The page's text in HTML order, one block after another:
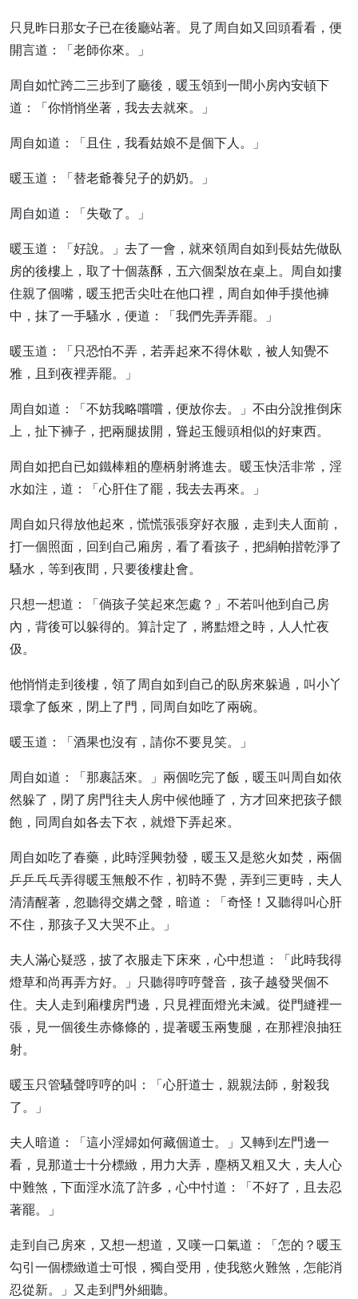
只見昨日那女子已在後廳站著。見了周自如又回頭看看，便
開言道：「老師你來。」
周自如忙跨二三步到了廳後，暖玉領到一間小房內安頓下
道：「你悄悄坐著，我去去就來。」
周自如道：「且住，我看姑娘不是個下人。」
暖玉道：「替老爺養兒子的奶奶。」
周自如道：「失敬了。」
暖玉道：「好說。」去了一會，就來領周自如到長姑先做臥
房的後樓上，取了十個蒸酥，五六個梨放在桌上。周自如摟
住親了個嘴，暖玉把舌尖吐在他口裡，周自如伸手摸他褲
中，抹了一手騷水，便道：「我們先弄弄罷。」
暖玉道：「只恐怕不弄，若弄起來不得休歇，被人知覺不
雅，且到夜裡弄罷。」
周自如道：「不妨我略嚐嚐，便放你去。」不由分說推倒床
上，扯下褲子，把兩腿拔開，聳起玉饅頭相似的好東西。
周自如把自已如鐵棒粗的塵柄射將進去。暖玉快活非常，淫
水如注，道：「心肝住了罷，我去去再來。」
周自如只得放他起來，慌慌張張穿好衣服，走到夫人面前，
打一個照面，回到自己廂房，看了看孩子，把絹帕揩乾淨了
騷水，等到夜間，只要後樓赴會。
只想一想道：「倘孩子笑起來怎處？」不若叫他到自己房
內，背後可以躲得的。算計定了，將黠燈之時，人人忙夜
伋。
他悄悄走到後樓，領了周自如到自己的臥房來躲過，叫小丫
環拿了飯來，閉上了門，同周自如吃了兩碗。
暖玉道：「酒果也沒有，請你不要見笑。」
周自如道：「那裹話來。」兩個吃完了飯，暖玉叫周自如依
然躲了，閉了房門往夫人房中候他睡了，方才回來把孩子餵
飽，同周自如各去下衣，就燈下弄起來。
周自如吃了春藥，此時淫興勃發，暖玉又是慾火如焚，兩個
乒乒乓乓弄得暖玉無般不作，初時不覺，弄到三更時，夫人
清清醒著，忽聽得交媾之聲，暗道：「奇怪！又聽得叫心肝
不住，那孩子又大哭不止。」
夫人滿心疑惑，披了衣服走下床來，心中想道：「此時我得
燈草和尚再弄方好。」只聽得哼哼聲音，孩子越發哭個不
住。夫人走到廂樓房門邊，只見裡面燈光未滅。從門縫裡一
張，見一個後生赤條條的，提著暖玉兩隻腿，在那裡浪抽狂
射。
暖玉只管騷聲哼哼的叫：「心肝道士，親親法師，射殺我
了。」
夫人暗道：「這小淫婦如何藏個道士。」又轉到左門邊一
看，見那道士十分標緻，用力大弄，塵柄又粗又大，夫人心
中難煞，下面淫水流了許多，心中忖道：「不好了，且去忍
著罷。」
走到自己房來，又想一想道，又嘆一口氣道：「怎的？暖玉
勾引一個標緻道士可恨，獨自受用，使我慾火難煞，怎能消
忍從新。」又走到門外細聽。